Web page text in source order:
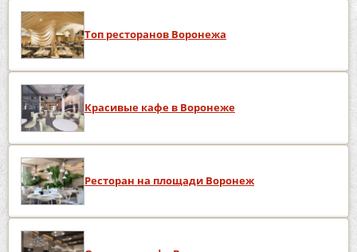
Топ ресторанов Воронежа
Красивые кафе в Воронеже
Ресторан на площади Воронеж